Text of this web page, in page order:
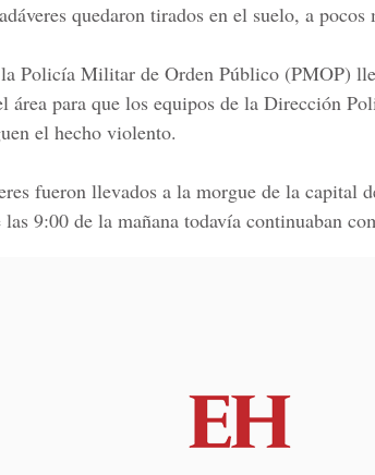
quedaron tirados en el suelo, a pocos
Policía Militar de Orden Público (PMOP)
área para que los equipos de la Dirección
el hecho violento.
fueron llevados a la morgue de la capital
las 9:00 de la mañana todavía continuaban